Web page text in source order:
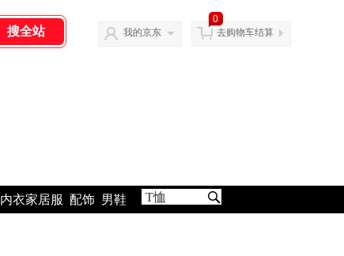
我的京东
0
去购物车结算
内衣家居服 配饰 男鞋